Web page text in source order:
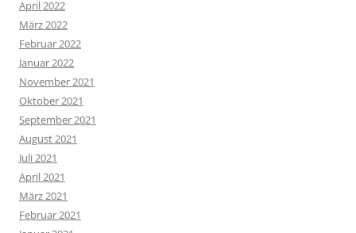
April 2022
März 2022
Februar 2022
Januar 2022
November 2021
Oktober 2021
September 2021
August 2021
Juli 2021
April 2021
März 2021
Februar 2021